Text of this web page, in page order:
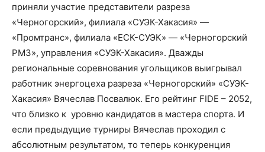
приняли участие представители разреза
«Черногорский», филиала «СУЭК-Хакасия» —
«Промтранс», филиала «ЕСК-СУЭК» — «Черногорский
РМЗ», управления «СУЭК-Хакасия». Дважды
региональные соревнования угольщиков выигрывал
работник энергоцеха разреза «Черногорский» «СУЭК-
Хакасия» Вячеслав Посвалюк. Его рейтинг FIDE – 2052,
что близко к уровню кандидатов в мастера спорта. И
если предыдущие турниры Вячеслав проходил с
абсолютным результатом, то теперь конкуренция